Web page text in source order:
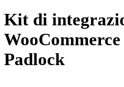
Kit di
Padlock